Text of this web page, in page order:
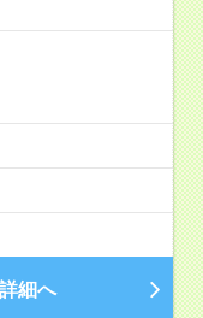
詳細へ